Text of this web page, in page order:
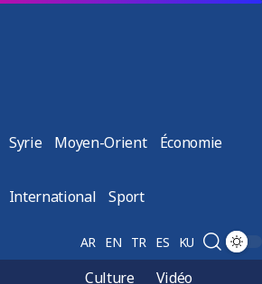
Syrie Moyen-Orient Économie
International Sport
AR EN TR ES KU
Culture
Vidéo